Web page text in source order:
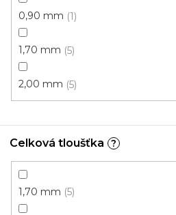
0,90 mm 1
1,70 mm 5
2,00 mm 5
Celková tloušťka ?
1,70 mm 5
359 Kč
417 Kč